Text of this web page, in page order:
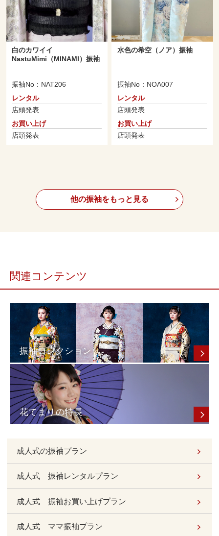
白のカワイイ
NastuMimi（MINAMI）振袖
振袖No：NAT206
レンタル
店頭発表
お買い上げ
店頭発表
水色の希空（ノア）振袖
振袖No：NOA007
レンタル
店頭発表
お買い上げ
店頭発表
他の振袖をもっと見る
関連コンテンツ
振袖コレクション
花てまりの特長
成人式の振袖プラン
成人式 振袖レンタルプラン
成人式 振袖お買い上げプラン
成人式 ママ振袖プラン